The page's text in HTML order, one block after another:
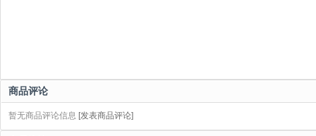
商品评论
暂无商品评论信息 [发表商品评论]